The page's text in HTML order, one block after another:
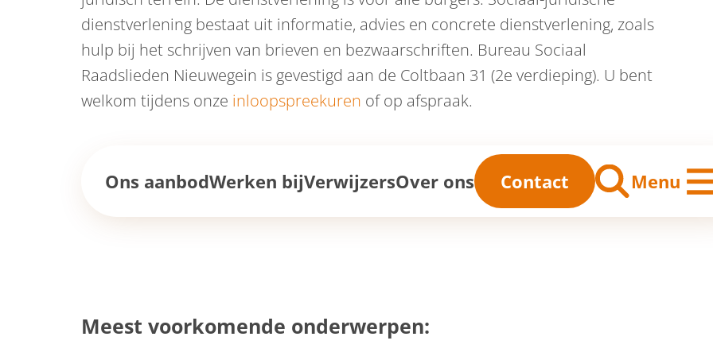
dienstverlening bestaat uit informatie, advies en concrete dienstverlening, zoals
hulp bij het schrijven van brieven en bezwaarschriften. Bureau Sociaal
Raadslieden Nieuwegein is gevestigd aan de Coltbaan 31 (2e verdieping). U bent
welkom tijdens onze inloopspreekuren of op afspraak.
Ons aanbodWerken bijVerwijzersOver ons Contact Menu
Meest voorkomende onderwerpen: